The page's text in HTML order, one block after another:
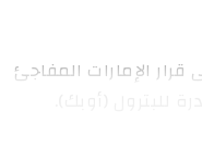
قرار الإمارات المفاجئ